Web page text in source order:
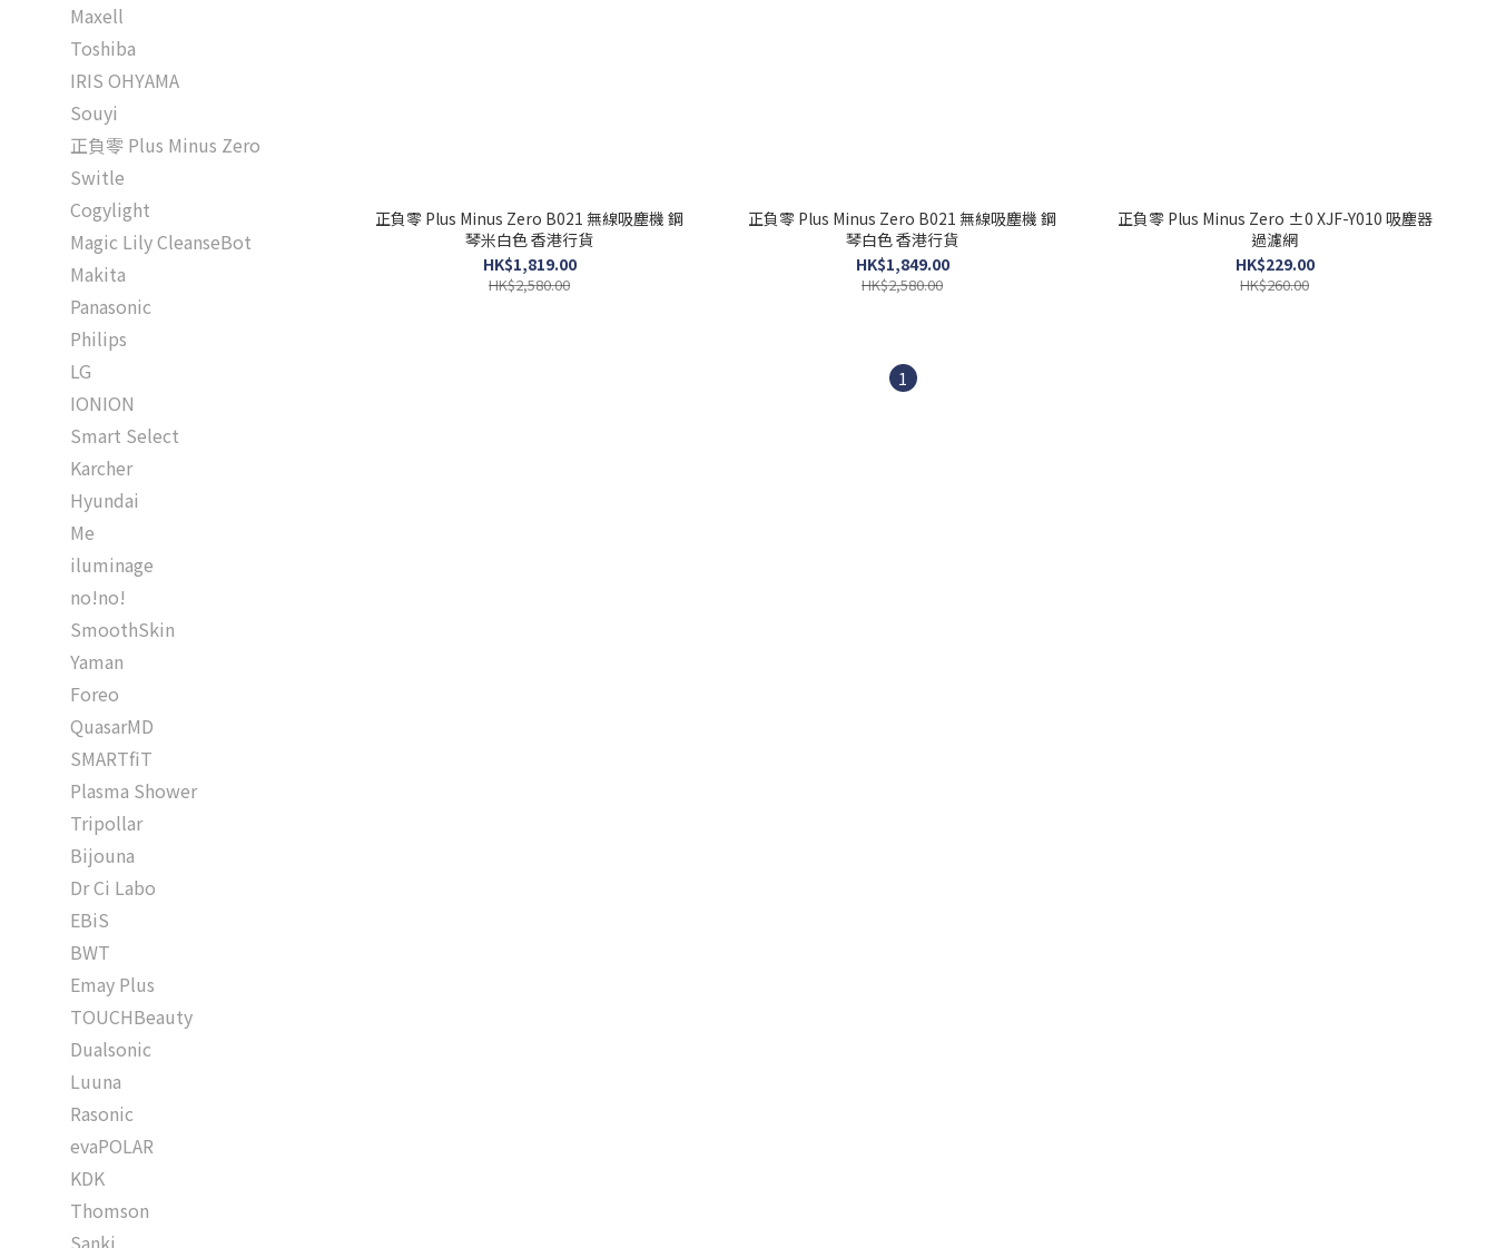
Maxell
Toshiba
IRIS OHYAMA
Souyi
正負零 Plus Minus Zero
Switle
Cogylight
Magic Lily CleanseBot
Makita
Panasonic
Philips
LG
IONION
Smart Select
Karcher
Hyundai
Me
iluminage
no!no!
SmoothSkin
Yaman
Foreo
QuasarMD
SMARTfiT
Plasma Shower
Tripollar
Bijouna
Dr Ci Labo
EBiS
BWT
Emay Plus
TOUCHBeauty
Dualsonic
Luuna
Rasonic
evaPOLAR
KDK
Thomson
Sanki
正負零 Plus Minus Zero B021 無線吸塵機 鋼
琴米白色 香港行貨
HK$1,819.00
HK$2,580.00
正負零 Plus Minus Zero B021 無線吸塵機 鋼
琴白色 香港行貨
HK$1,849.00
HK$2,580.00
正負零 Plus Minus Zero ±0 XJF-Y010 吸塵器
過濾網
HK$229.00
HK$260.00
1